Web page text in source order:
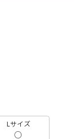
Lサイズ
○